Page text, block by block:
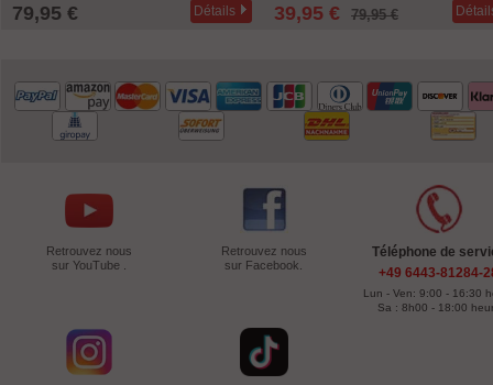
39,95 € Détails 49,95 € 72,99 €
Retrouvez nous
sur YouTube .
Retrouvez nous
sur Facebook.
Téléphone de
+49 6443-81284-
Lun - Ven: 9:00 - 16:30
Sa : 8h00 - 18:00